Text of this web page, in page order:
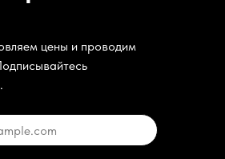
цены и проводим